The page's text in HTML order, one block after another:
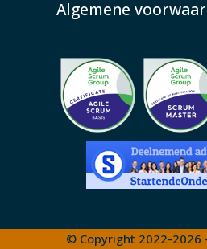
Algemene
© Copyright 2022-2026